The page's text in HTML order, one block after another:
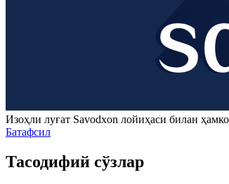
Изоҳли луғат Savodxon лойиҳаси билан
Батафсил
Тасодифий сўзлар